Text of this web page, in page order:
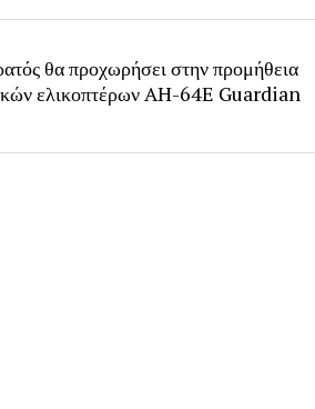
θα προχωρήσει στην προμήθεια
ελικοπτέρων AH-64E Guardian